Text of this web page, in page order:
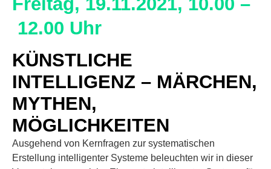
12.00 Uhr
KÜNSTLICHE
INTELLIGENZ – MÄRCHEN,
MYTHEN,
MÖGLICHKEITEN
Ausgehend von Kernfragen zur systematischen
Erstellung intelligenter Systeme beleuchten wir in dieser